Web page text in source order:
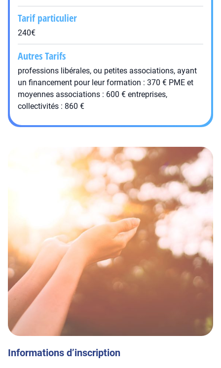
Tarif particulier
240€
Autres Tarifs
professions libérales, ou petites associations, ayant
un financement pour leur formation : 370 € PME et
moyennes associations : 600 € entreprises,
collectivités : 860 €
Informations d’inscription